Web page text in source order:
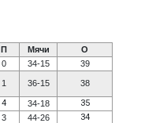
П Мячи
О
0 34-15 39
1 36-15 38
4 34-18 35
3 44-26 34